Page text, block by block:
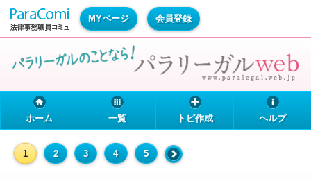
MYページ 会員登録
ホーム 一覧 トピ作成 ヘルプ
1 2 3 4 5